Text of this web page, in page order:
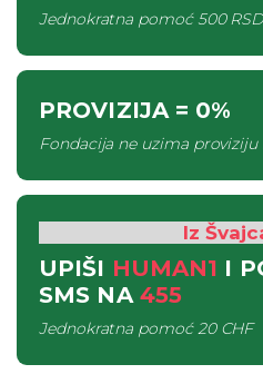
Jednokratna pomoć500
PROVIZIJA= 0%
Fondacija ne uzima
Iz
UPIŠI HUMAN1 I
SMS NA 455
Jednokratna pomoć20 CHF